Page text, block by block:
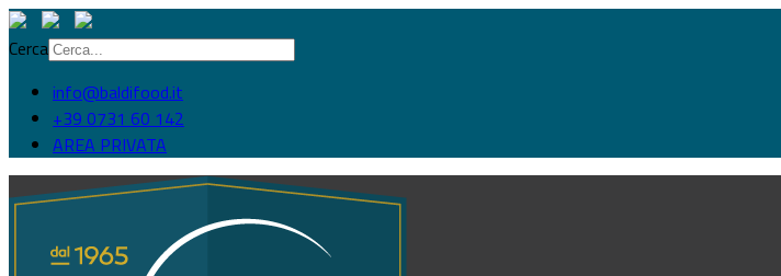
Cerca
info@baldifood.it
+39 0731 60 142
AREA PRIVATA